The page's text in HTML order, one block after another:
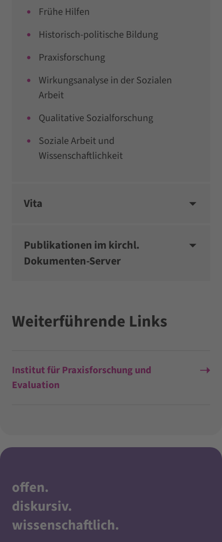
Frühe Hilfen
Historisch-politische Bildung
Praxisforschung
Wirkungsanalyse in der Sozialen
Arbeit
Qualitative Sozialforschung
Soziale Arbeit und
Wissenschaftlichkeit
Vita
Publikationen im kirchl.
Dokumenten-Server
Weiterführende Links
Institut für Praxisforschung und
Evaluation
offen.
diskursiv.
wissenschaftlich.